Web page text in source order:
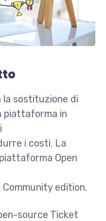
sostituzione di
piattaforma in
i costi. La
Open
edition.
source Ticket